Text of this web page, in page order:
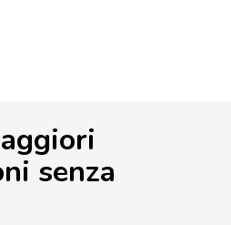
senza